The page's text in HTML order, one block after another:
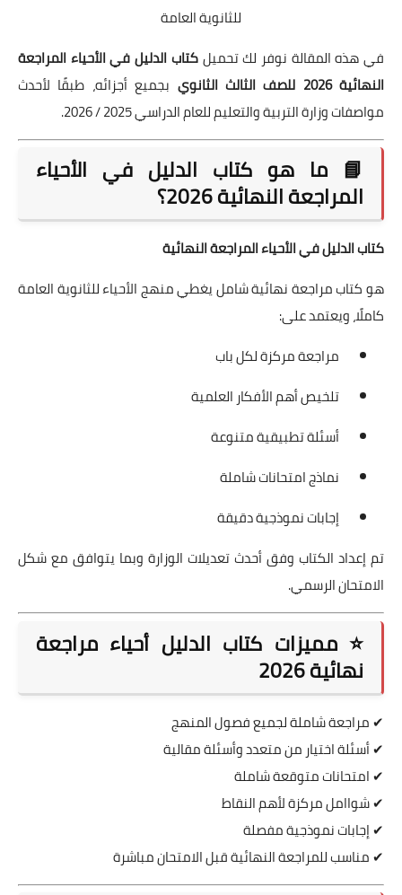
للثانوية العامة
في هذه المقالة نوفر لك تحميلكتاب الدليل في الأحياء المراجعة
النهائية 2026 للصف الثالث الثانوي
بجميع أجزائه، طبقًا لأحدث
مواصفات وزارة التربية والتعليم للعام الدراسي 2025 / 2026.
📘 ما هو كتاب الدليل في الأحياء
المراجعة النهائية 2026؟
كتاب الدليل في الأحياء المراجعة النهائية
هو كتاب مراجعة نهائية شامل يغطي منهج الأحياء للثانوية العامة
كاملًا، ويعتمد على:
مراجعة مركزة لكل باب
تلخيص أهم الأفكار العلمية
أسئلة تطبيقية متنوعة
نماذج امتحانات شاملة
إجابات نموذجية دقيقة
تم إعداد الكتاب وفق أحدث تعديلات الوزارة وبما يتوافق مع شكل
الامتحان الرسمي.
⭐ مميزات كتاب الدليل أحياء مراجعة
نهائية 2026
✔ مراجعة شاملة لجميع فصول المنهج
✔ أسئلة اختيار من متعدد وأسئلة مقالية
✔ امتحانات متوقعة شاملة
✔ شواامل مركزة لأهم النقاط
✔ إجابات نموذجية مفصلة
✔ مناسب للمراجعة النهائية قبل الامتحان مباشرة